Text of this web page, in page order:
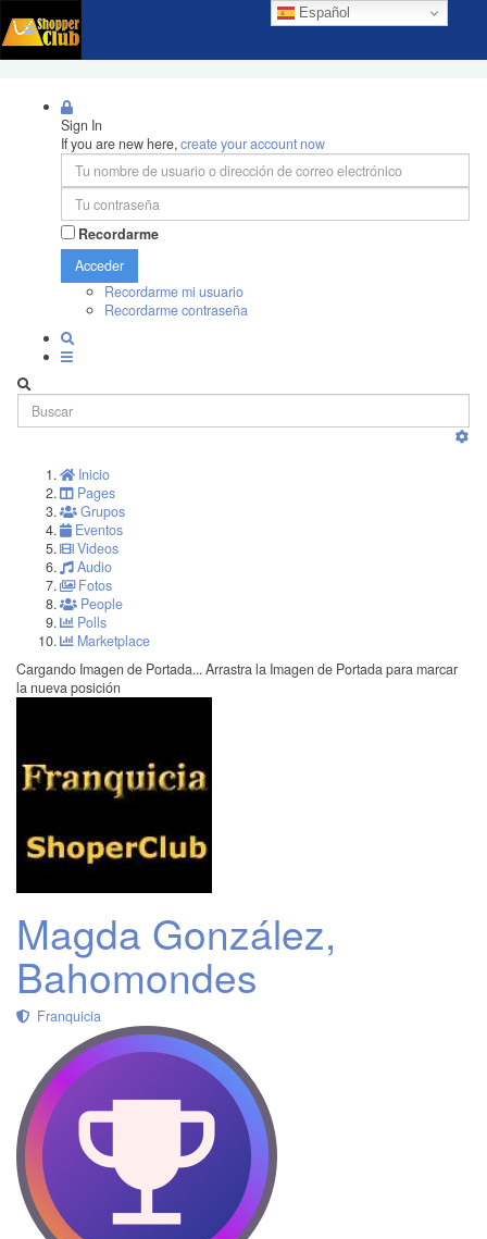
Español
Sign In
If you are new here,create your account now
Recordarme
Acceder
Recordarme mi usuario
Recordarme contraseña
Inicio
Pages
Grupos
Eventos
Videos
Audio
Fotos
People
Polls
Marketplace
Cargando Imagen de Portada... Arrastra la Imagen de Portada para marcar
la nueva posición
Magda González,
Bahomondes
Franquicia